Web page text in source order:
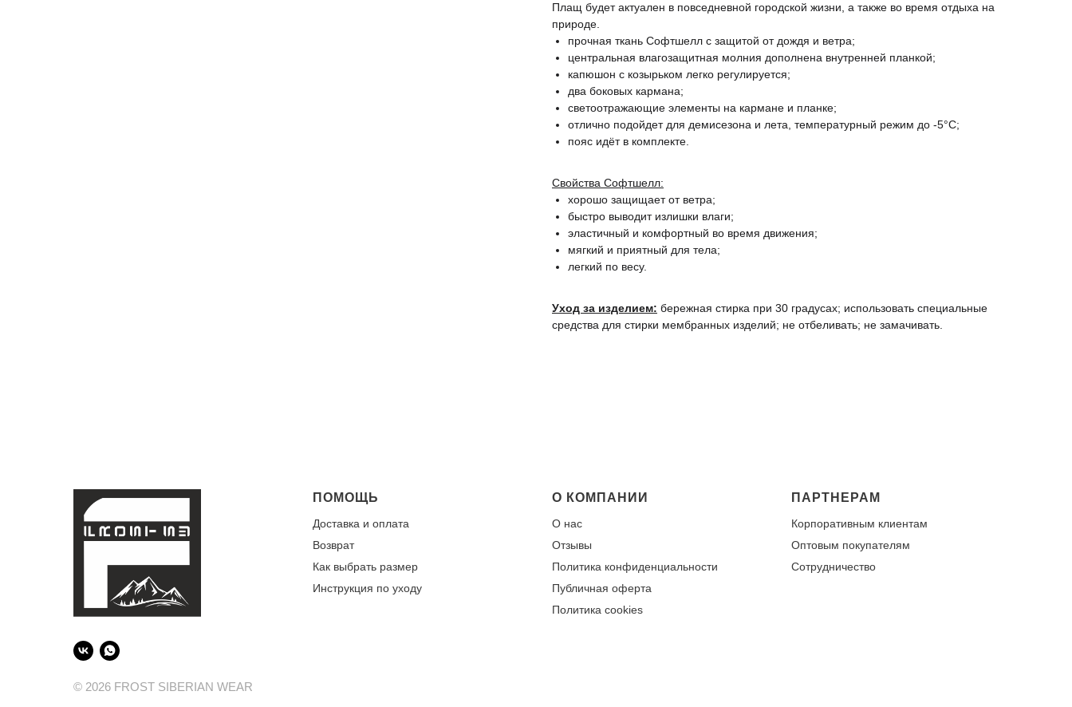
Плащ будет актуален в повседневной городской жизни, а также во время отдыха на
природе.
прочная ткань Софтшелл с защитой от дождя и ветра;
центральная влагозащитная молния дополнена внутренней планкой;
капюшон с козырьком легко регулируется;
два боковых кармана;
светоотражающие элементы на кармане и планке;
отлично подойдет для демисезона и лета, температурный режим до -5°С;
пояс идёт в комплекте.
Свойства Софтшелл:
хорошо защищает от ветра;
быстро выводит излишки влаги;
эластичный и комфортный во время движения;
мягкий и приятный для тела;
легкий по весу.
Уход за изделием: бережная стирка при 30 градусах; использовать специальные
средства для стирки мембранных изделий; не отбеливать; не замачивать.
© 2026 FROST SIBERIAN WEAR
ПОМОЩЬ
Доставка и оплата
Возврат
Как выбрать размер
Инструкция по уходу
О КОМПАНИИ
О нас
Отзывы
Политика конфиденциальности
Публичная оферта
Политика cookies
ПАРТНЕРАМ
Корпоративным клиентам
Оптовым покупателям
Сотрудничество